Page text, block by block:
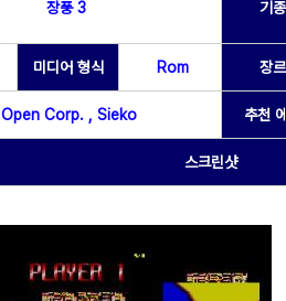
장풍 3 기종
미디어 형식 Rom 장르
Open Corp. , Sieko 추천
스크린샷